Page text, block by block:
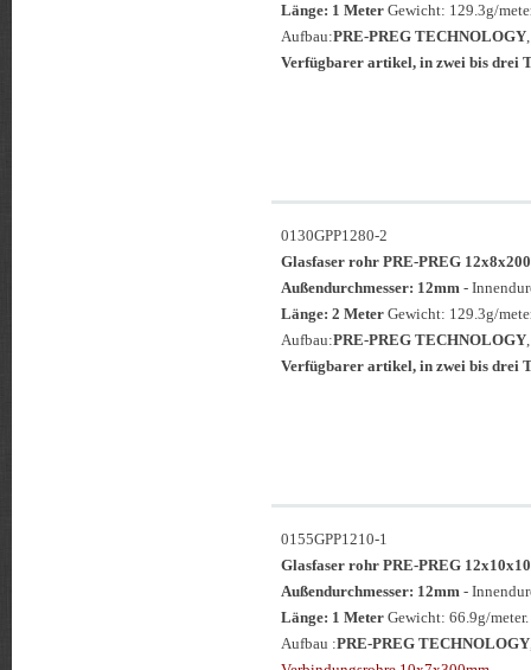
Länge: 1 Meter Gewicht: 129.3g/
Aufbau:PRE-PREG TECHNOLOGY
Verfügbarer artikel, in zwei bis drei
0130GPP1280-2
Glasfaser rohr PRE-PREG
Außendurchmesser: 12mm -
Länge: 2 Meter Gewicht: 129.3g/
Aufbau:PRE-PREG TECHNOLOGY
Verfügbarer artikel, in zwei bis drei
0155GPP1210-1
Glasfaser rohr PRE-PREG
Außendurchmesser: 12mm -
Länge: 1 Meter Gewicht: 66.9g/meter.
Aufbau :PRE-PREG TECHNOLOGY